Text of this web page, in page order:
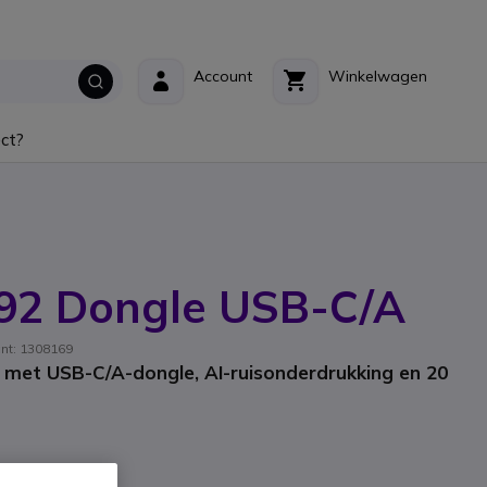
Winkelwagen
Account
Dongle USB-C/A
1308169
USB-C/A-dongle, AI-ruisonderdrukking en 20